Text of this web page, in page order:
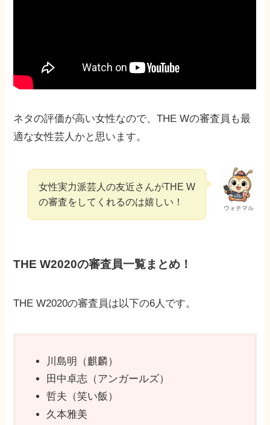
ネタの評価が高い女性なので、THE Wの審査員も最
適な女性芸人かと思います。
ウォチマル
女性実力派芸人の友近さんがTHE W
の審査をしてくれるのは嬉しい！
THE W2020の審査員一覧まとめ！
THE W2020の審査員は以下の6人です。
川島明（麒麟）
田中卓志（アンガールズ）
哲夫（笑い飯）
久本雅美